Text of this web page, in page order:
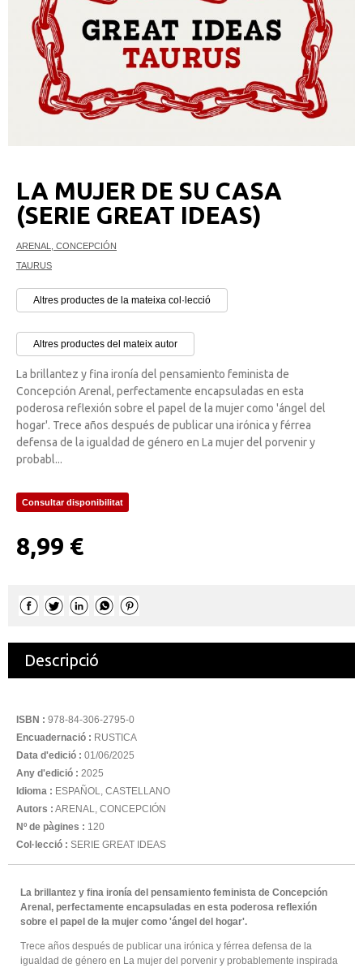
LA MUJER DE SU CASA
(SERIE GREAT IDEAS)
ARENAL, CONCEPCIÓN
TAURUS
Altres productes de la mateixa col·lecció
Altres productes del mateix autor
La brillantez y fina ironía del pensamiento feminista de
Concepción Arenal, perfectamente encapsuladas en esta
poderosa reflexión sobre el papel de la mujer como 'ángel del
hogar'. Trece años después de publicar una irónica y férrea
defensa de la igualdad de género en La mujer del porvenir y
probabl...
Consultar disponibilitat
8,99 €
Descripció
ISBN : 978-84-306-2795-0
Encuadernació : RUSTICA
Data d'edició : 01/06/2025
Any d'edició : 2025
Idioma : ESPAÑOL, CASTELLANO
Autors : ARENAL, CONCEPCIÓN
Nº de pàgines : 120
Col·lecció : SERIE GREAT IDEAS
La brillantez y fina ironía del pensamiento feminista de Concepción
Arenal, perfectamente encapsuladas en esta poderosa reflexión
sobre el papel de la mujer como 'ángel del hogar'.
Trece años después de publicar una irónica y férrea defensa de la
igualdad de género en La mujer del porvenir y probablemente inspirada